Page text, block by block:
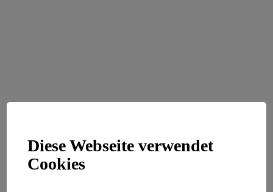
Diese Webseite verwendet
Cookies